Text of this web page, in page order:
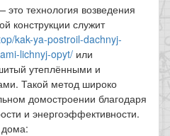
это технология возведения
конструкции служит
kak-ya-postroil-dachnyj-
lichnyj-opyt/ или
утеплёнными и
Такой метод широко
домостроении благодаря
и энергоэффективности.